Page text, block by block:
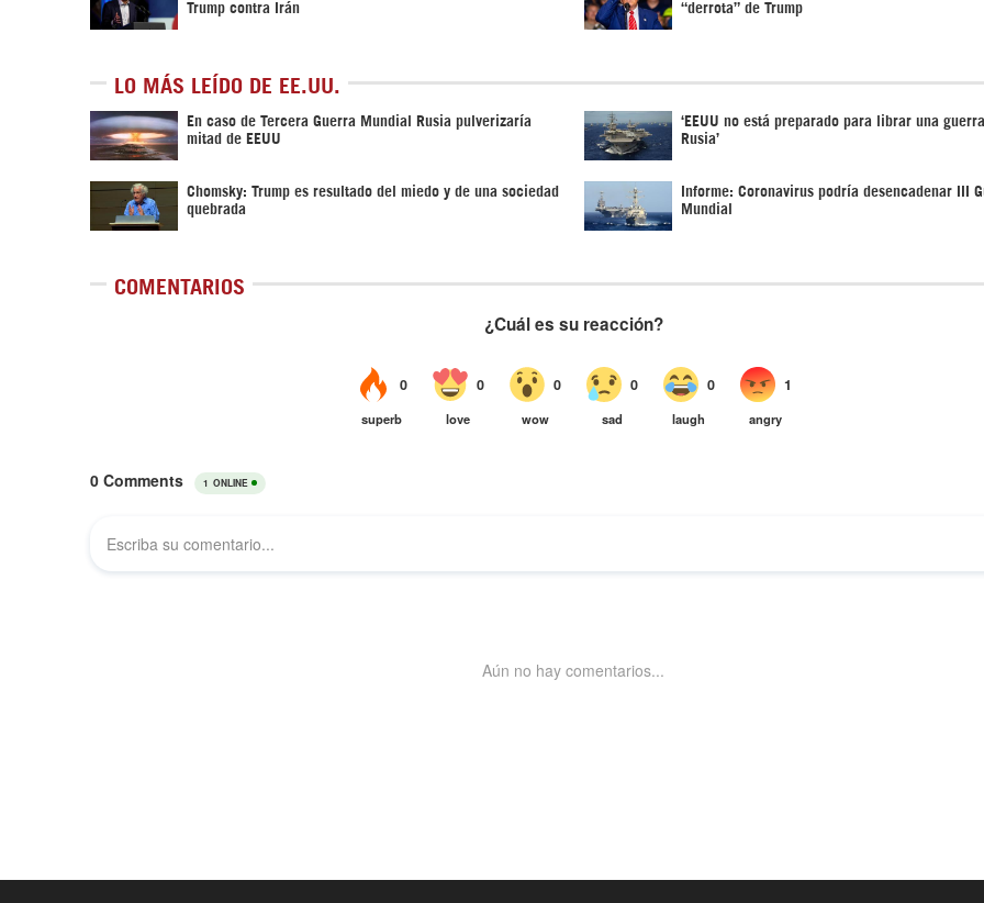
Trump contra Irán “derrota” de Trump
LO MÁS LEÍDO DE EE.UU.
En caso de Tercera Guerra Mundial Rusia pulverizaría
mitad de EEUU
‘EEUU no está preparado para librar una
Rusia’
Chomsky: Trump es resultado del miedo y de una sociedad
quebrada
Informe: Coronavirus podría desencadenar III
Mundial
COMENTARIOS